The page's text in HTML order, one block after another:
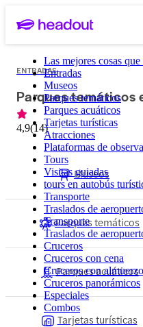
Las mejores cosas
Entradas
Museos
Parques temáticos
Parques acuáticos
Tarjetas turísticas
Atracciones
Plataformas de
Tours
Visitas guiadas
tours en autobús
Transporte
Traslados de
Transporte
Traslados de
Cruceros
Cruceros con cena
Cruceros con almuerzo
Cruceros panorámicos
Especiales
Combos
ENTRADAS
Parques temáticos
4,9(14)
Museos
Parques temáticos
Parques acuáticos
Tarjetas turísticas